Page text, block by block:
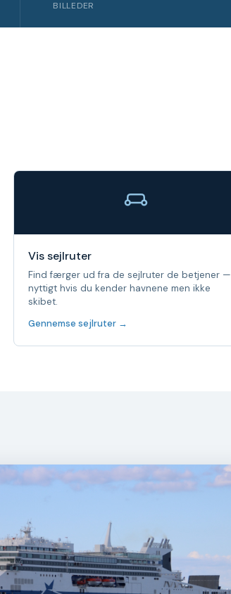
BILLEDER
Vis sejlruter
Find færger ud fra de sejlruter de betjener —
nyttigt hvis du kender havnene men ikke
skibet.
Gennemse sejlruter →